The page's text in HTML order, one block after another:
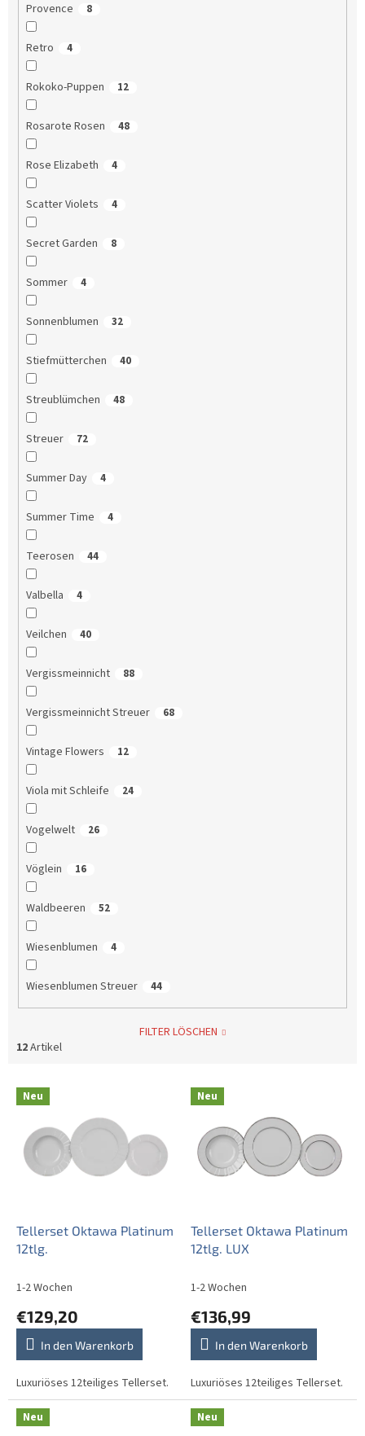
Provence 8
Retro 4
Rokoko-Puppen 12
Rosarote Rosen 48
Rose Elizabeth 4
Scatter Violets 4
Secret Garden 8
Sommer 4
Sonnenblumen 32
Stiefmütterchen 40
Streublümchen 48
Streuer 72
Summer Day 4
Summer Time 4
Teerosen 44
Valbella 4
Veilchen 40
Vergissmeinnicht 88
Vergissmeinnicht Streuer 68
Vintage Flowers 12
Viola mit Schleife 24
Vogelwelt 26
Vöglein 16
Waldbeeren 52
Wiesenblumen 4
Wiesenblumen Streuer 44
FILTER LÖSCHEN
12Artikel
P
Neu
Tellerset Oktawa Platinum
12tlg.
1-2 Wochen
€129,20
In den Warenkorb
Luxuriöses 12teiliges Tellerset.
Neu
Tellerset Oktawa Platinum
12tlg. LUX
1-2 Wochen
€136,99
In den Warenkorb
Luxuriöses 12teiliges Tellerset.
Neu Neu